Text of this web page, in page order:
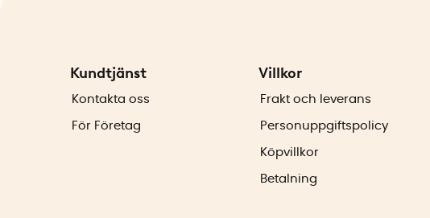
Kundtjänst
Kontakta oss
För Företag
Villkor
Frakt och leverans
Personuppgiftspolicy
Köpvillkor
Betalning